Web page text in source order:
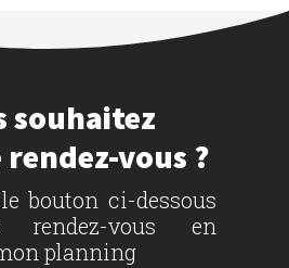
souhaitez
vous ?
bouton ci-dessous
rendez-vous en
planning